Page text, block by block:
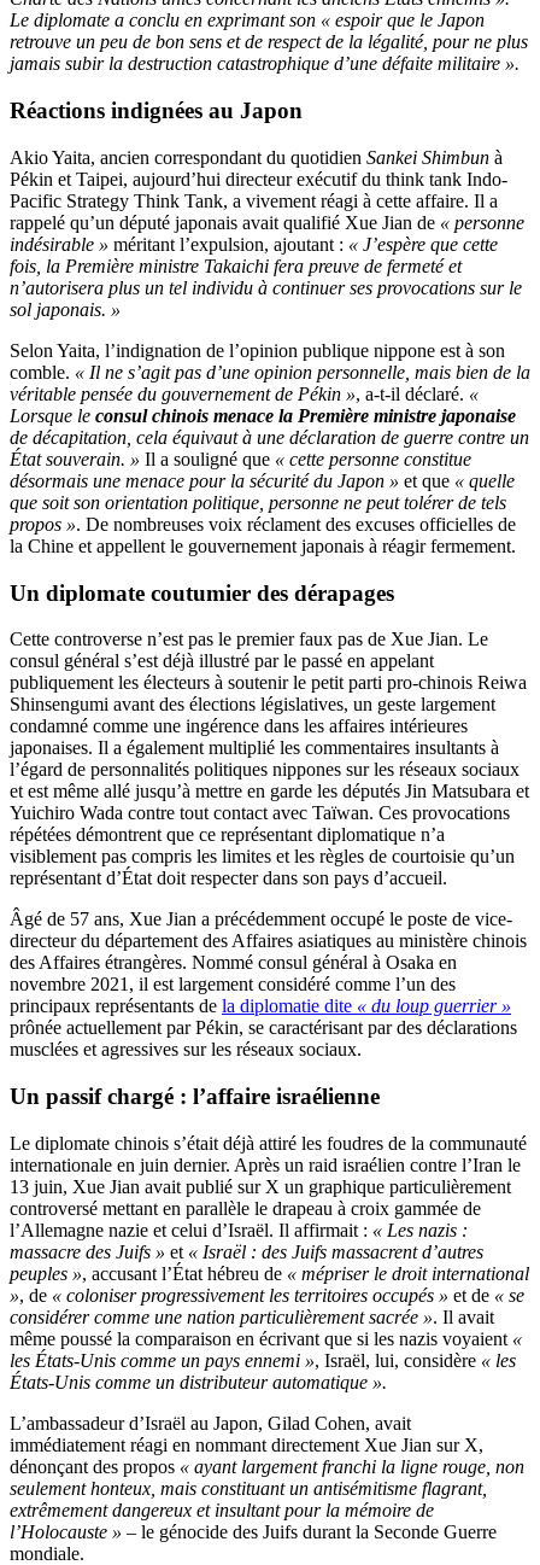
Le diplomate a conclu en exprimant son « espoir que le Japon
retrouve un peu de bon sens et de respect de la légalité, pour ne plus
jamais subir la destruction catastrophique d’une défaite militaire ».
Réactions indignées au Japon
Akio Yaita, ancien correspondant du quotidien Sankei Shimbun à
Pékin et Taipei, aujourd’hui directeur exécutif du think tank Indo-
Pacific Strategy Think Tank, a vivement réagi à cette affaire. Il a
rappelé qu’un député japonais avait qualifié Xue Jian de « personne
indésirable » méritant l’expulsion, ajoutant : « J’espère que cette
fois, la Première ministre Takaichi fera preuve de fermeté et
n’autorisera plus un tel individu à continuer ses provocations sur le
sol japonais. »
Selon Yaita, l’indignation de l’opinion publique nippone est à son
comble. « Il ne s’agit pas d’une opinion personnelle, mais bien de la
véritable pensée du gouvernement de Pékin », a-t-il déclaré. «
Lorsque le consul chinois menace la Première ministre japonaise
de décapitation, cela équivaut à une déclaration de guerre contre un
État souverain. » Il a souligné que « cette personne constitue
désormais une menace pour la sécurité du Japon » et que « quelle
que soit son orientation politique, personne ne peut tolérer de tels
propos ». De nombreuses voix réclament des excuses officielles de
la Chine et appellent le gouvernement japonais à réagir fermement.
Un diplomate coutumier des dérapages
Cette controverse n’est pas le premier faux pas de Xue Jian. Le
consul général s’est déjà illustré par le passé en appelant
publiquement les électeurs à soutenir le petit parti pro-chinois Reiwa
Shinsengumi avant des élections législatives, un geste largement
condamné comme une ingérence dans les affaires intérieures
japonaises. Il a également multiplié les commentaires insultants à
l’égard de personnalités politiques nippones sur les réseaux sociaux
et est même allé jusqu’à mettre en garde les députés Jin Matsubara et
Yuichiro Wada contre tout contact avec Taïwan. Ces provocations
répétées démontrent que ce représentant diplomatique n’a
visiblement pas compris les limites et les règles de courtoisie qu’un
représentant d’État doit respecter dans son pays d’accueil.
Âgé de 57 ans, Xue Jian a précédemment occupé le poste de vice-
directeur du département des Affaires asiatiques au ministère chinois
des Affaires étrangères. Nommé consul général à Osaka en
novembre 2021, il est largement considéré comme l’un des
principaux représentants de la diplomatie dite « du loup guerrier »
prônée actuellement par Pékin, se caractérisant par des déclarations
musclées et agressives sur les réseaux sociaux.
Un passif chargé : l’affaire israélienne
Le diplomate chinois s’était déjà attiré les foudres de la communauté
internationale en juin dernier. Après un raid israélien contre l’Iran le
13 juin, Xue Jian avait publié sur X un graphique particulièrement
controversé mettant en parallèle le drapeau à croix gammée de
l’Allemagne nazie et celui d’Israël. Il affirmait : « Les nazis :
massacre des Juifs » et « Israël : des Juifs massacrent d’autres
peuples », accusant l’État hébreu de « mépriser le droit international
», de « coloniser progressivement les territoires occupés » et de « se
considérer comme une nation particulièrement sacrée ». Il avait
même poussé la comparaison en écrivant que si les nazis voyaient «
les États-Unis comme un pays ennemi », Israël, lui, considère « les
États-Unis comme un distributeur automatique ».
L’ambassadeur d’Israël au Japon, Gilad Cohen, avait
immédiatement réagi en nommant directement Xue Jian sur X,
dénonçant des propos « ayant largement franchi la ligne rouge, non
seulement honteux, mais constituant un antisémitisme flagrant,
extrêmement dangereux et insultant pour la mémoire de
l’Holocauste » – le génocide des Juifs durant la Seconde Guerre
mondiale.